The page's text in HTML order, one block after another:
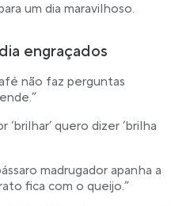
um dia maravilhoso.
engraçados
não faz perguntas
quero dizer ‘brilha
madrugador apanha a
fica com o queijo.”